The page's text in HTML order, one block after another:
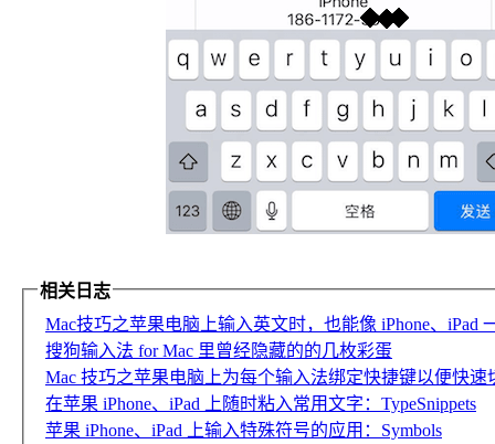
相关日志
Mac技巧之苹果电脑上输入英文时，也能像 iPhone、iPad
搜狗输入法 for Mac 里曾经隐藏的的几枚彩蛋
Mac 技巧之苹果电脑上为每个输入法绑定快捷键以便快速
在苹果 iPhone、iPad 上随时粘入常用文字：TypeSnippets
苹果 iPhone、iPad 上输入特殊符号的应用：Symbols